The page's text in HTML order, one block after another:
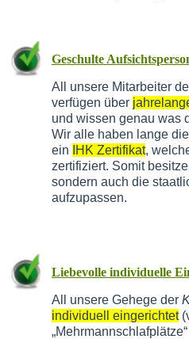
Geschulte
All unsere Mitarbeiter
verfügen über
und wissen genau was
Wir alle haben lange
ein
IHK Zertifikat,
zertifiziert. Somit
sondern auch die
aufzupassen.
Liebevolle individuelle
All unsere Gehege der
individuell eingerichtet